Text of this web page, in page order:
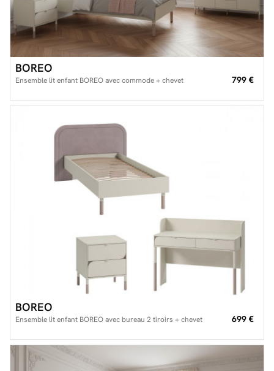
BOREO
Ensemble lit enfant BOREO avec commode + chevet 799 €
BOREO
Ensemble lit enfant BOREO avec bureau 2 tiroirs + chevet 699 €